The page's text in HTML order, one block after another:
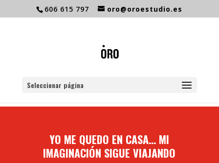
606 615 797 oro@oroestudio.es
Seleccionar página
YO ME QUEDO EN CASA… MI
IMAGINACIÓN SIGUE VIAJANDO